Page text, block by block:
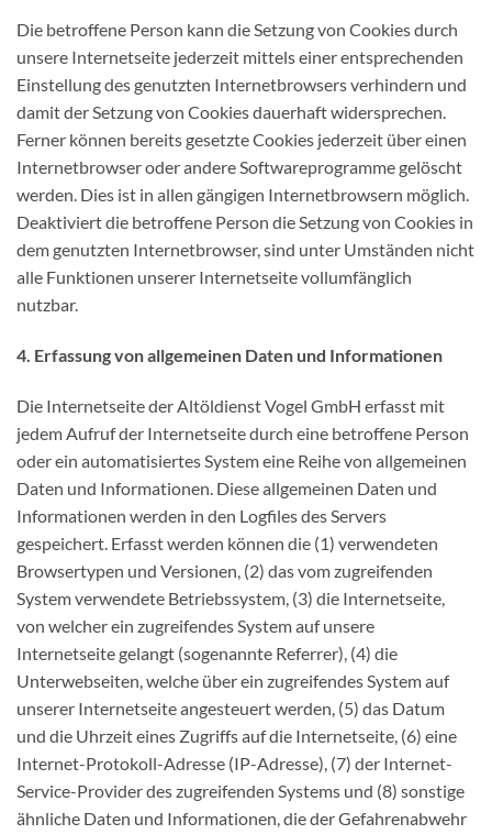
Die betroffene Person kann die Setzung von Cookies durch
unsere Internetseite jederzeit mittels einer entsprechenden
Einstellung des genutzten Internetbrowsers verhindern und
damit der Setzung von Cookies dauerhaft widersprechen.
Ferner können bereits gesetzte Cookies jederzeit über einen
Internetbrowser oder andere Softwareprogramme gelöscht
werden. Dies ist in allen gängigen Internetbrowsern möglich.
Deaktiviert die betroffene Person die Setzung von Cookies in
dem genutzten Internetbrowser, sind unter Umständen nicht
alle Funktionen unserer Internetseite vollumfänglich
nutzbar.
4. Erfassung von allgemeinen Daten und Informationen
Die Internetseite der Altöldienst Vogel GmbH erfasst mit
jedem Aufruf der Internetseite durch eine betroffene Person
oder ein automatisiertes System eine Reihe von allgemeinen
Daten und Informationen. Diese allgemeinen Daten und
Informationen werden in den Logfiles des Servers
gespeichert. Erfasst werden können die (1) verwendeten
Browsertypen und Versionen, (2) das vom zugreifenden
System verwendete Betriebssystem, (3) die Internetseite,
von welcher ein zugreifendes System auf unsere
Internetseite gelangt (sogenannte Referrer), (4) die
Unterwebseiten, welche über ein zugreifendes System auf
unserer Internetseite angesteuert werden, (5) das Datum
und die Uhrzeit eines Zugriffs auf die Internetseite, (6) eine
Internet-Protokoll-Adresse (IP-Adresse), (7) der Internet-
Service-Provider des zugreifenden Systems und (8) sonstige
ähnliche Daten und Informationen, die der Gefahrenabwehr